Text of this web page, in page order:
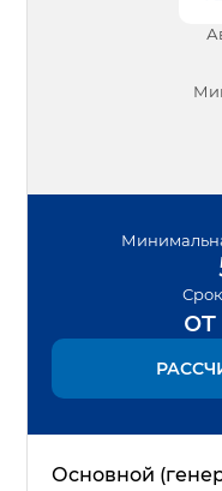
Срок
Основной